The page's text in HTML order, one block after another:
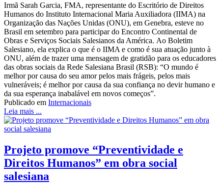
Irmã Sarah Garcia, FMA, representante do Escritório de Direitos
Humanos do Instituto Internacional Maria Auxiliadora (IIMA) na
Organização das Nações Unidas (ONU), em Genebra, esteve no
Brasil em setembro para participar do Encontro Continental de
Obras e Serviços Sociais Salesianos da América. Ao Boletim
Salesiano, ela explica o que é o IIMA e como é sua atuação junto à
ONU, além de trazer uma mensagem de gratidão para os educadores
das obras sociais da Rede Salesiana Brasil (RSB): “O mundo é
melhor por causa do seu amor pelos mais frágeis, pelos mais
vulneráveis; é melhor por causa da sua confiança no devir humano e
da sua esperança inabalável em novos começos”.
Publicado em Internacionais
Leia mais ...
Projeto promove “Preventividade e
Direitos Humanos” em obra social
salesiana